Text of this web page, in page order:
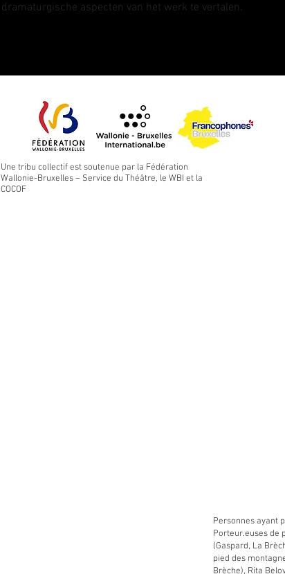
Personnes ayant
Porteur.euses de
(Gaspard, La
pied des
Brèche), Rita
dramaturgische aspecten van het werk te vertalen.
Une tribu collectif est soutenue par la Fédération
Wallonie-Bruxelles – Service du Théâtre, le WBI et la
COCOF